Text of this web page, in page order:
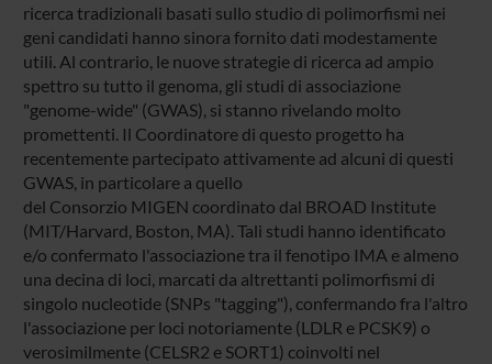
ricerca tradizionali basati sullo studio di polimorfismi nei
geni candidati hanno sinora fornito dati modestamente
utili. Al contrario, le nuove strategie di ricerca ad ampio
spettro su tutto il genoma, gli studi di associazione
"genome-wide" (GWAS), si stanno rivelando molto
promettenti. Il Coordinatore di questo progetto ha
recentemente partecipato attivamente ad alcuni di questi
GWAS, in particolare a quello
del Consorzio MIGEN coordinato dal BROAD Institute
(MIT/Harvard, Boston, MA). Tali studi hanno identificato
e/o confermato l'associazione tra il fenotipo IMA e almeno
una decina di loci, marcati da altrettanti polimorfismi di
singolo nucleotide (SNPs "tagging"), confermando fra l'altro
l'associazione per loci notoriamente (LDLR e PCSK9) o
verosimilmente (CELSR2 e SORT1) coinvolti nel